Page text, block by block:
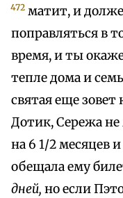
472 матит, и
поправляться в
время, и ты
тепле дома и
святая еще
Дотик, Сережа
на 6 1/2 месяцев
обещала ему
дней, но если